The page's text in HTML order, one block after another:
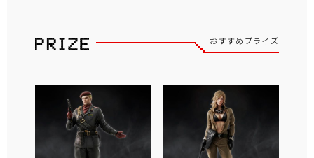
おすすめプライズ